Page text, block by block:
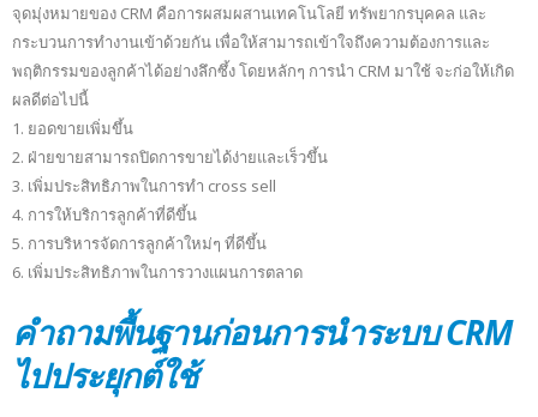
จุดมุ่งหมายของ CRM คือการผสมผสานเทคโนโลยี ทรัพยากรบุคคล และ
กระบวนการทำงานเข้าด้วยกัน เพื่อให้สามารถเข้าใจถึงความต้องการและ
พฤติกรรมของลูกค้าได้อย่างลึกซึ้ง โดยหลักๆ การนำ CRM มาใช้ จะก่อให้เกิด
ผลดีต่อไปนี้
1. ยอดขายเพิ่มขึ้น
2. ฝ่ายขายสามารถปิดการขายได้ง่ายและเร็วขึ้น
3. เพิ่มประสิทธิภาพในการทำ cross sell
4. การให้บริการลูกค้าที่ดีขึ้น
5. การบริหารจัดการลูกค้าใหม่ๆ ที่ดีขึ้น
6. เพิ่มประสิทธิภาพในการวางแผนการตลาด
คำถามพื้นฐานก่อนการนำระบบ CRM
ไปประยุกต์ใช้